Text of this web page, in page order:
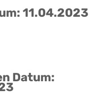
11.04.2023
Datum: